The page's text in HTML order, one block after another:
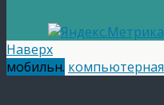
Наверх
мобильн. компьютерная